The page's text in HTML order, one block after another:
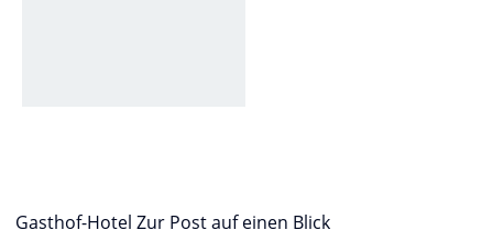
Gasthof-Hotel Zur Post auf einen Blick